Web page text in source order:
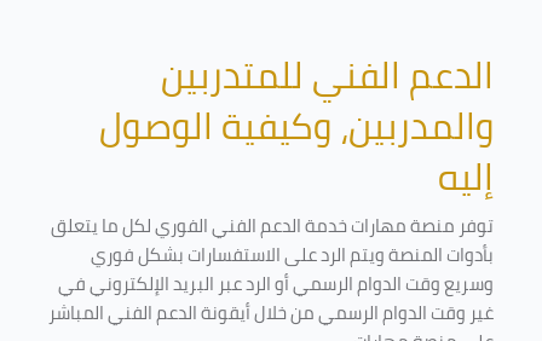
الدعم الفني للمتدربين
والمدربين، وكيفية الوصول
إليه
توفر منصة مهارات خدمة الدعم الفني الفوري لكل ما يتعلق
بأدوات المنصة ويتم الرد على الاستفسارات بشكل فوري
وسريع وقت الدوام الرسمي أو الرد عبر البريد الإلكتروني في
غير وقت الدوام الرسمي من خلال أيقونة الدعم الفني المباشر